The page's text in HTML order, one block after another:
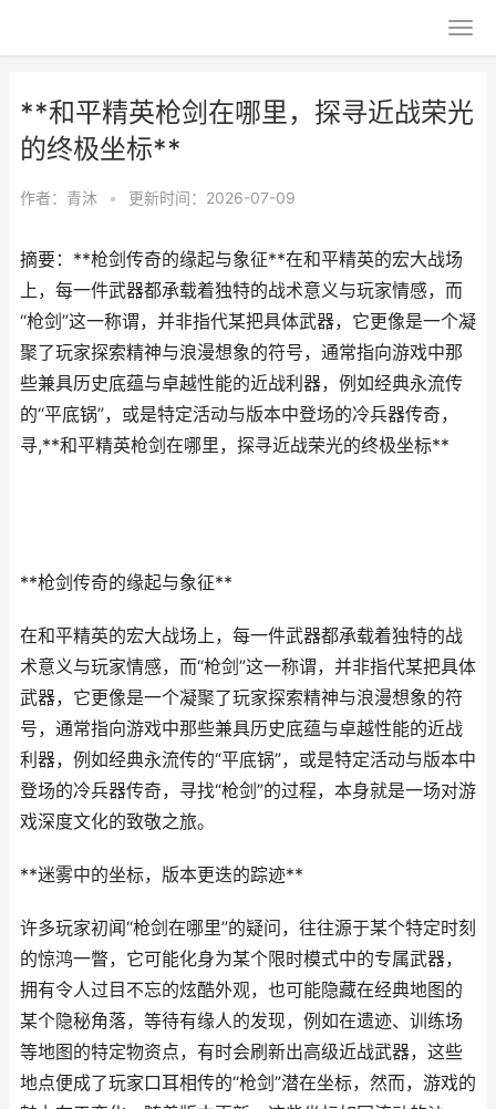
**和平精英枪剑在哪里，探寻近战荣光
的终极坐标**
作者： 青沐 • 更新时间：2026-07-09
摘要：**枪剑传奇的缘起与象征**在和平精英的宏大战场
上，每一件武器都承载着独特的战术意义与玩家情感，而
“枪剑”这一称谓，并非指代某把具体武器，它更像是一个凝
聚了玩家探索精神与浪漫想象的符号，通常指向游戏中那
些兼具历史底蕴与卓越性能的近战利器，例如经典永流传
的“平底锅”，或是特定活动与版本中登场的冷兵器传奇，
寻,**和平精英枪剑在哪里，探寻近战荣光的终极坐标**
**枪剑传奇的缘起与象征**
在和平精英的宏大战场上，每一件武器都承载着独特的战
术意义与玩家情感，而“枪剑”这一称谓，并非指代某把具体
武器，它更像是一个凝聚了玩家探索精神与浪漫想象的符
号，通常指向游戏中那些兼具历史底蕴与卓越性能的近战
利器，例如经典永流传的“平底锅”，或是特定活动与版本中
登场的冷兵器传奇，寻找“枪剑”的过程，本身就是一场对游
戏深度文化的致敬之旅。
**迷雾中的坐标，版本更迭的踪迹**
许多玩家初闻“枪剑在哪里”的疑问，往往源于某个特定时刻
的惊鸿一瞥，它可能化身为某个限时模式中的专属武器，
拥有令人过目不忘的炫酷外观，也可能隐藏在经典地图的
某个隐秘角落，等待有缘人的发现，例如在遗迹、训练场
等地图的特定物资点，有时会刷新出高级近战武器，这些
地点便成了玩家口耳相传的“枪剑”潜在坐标，然而，游戏的